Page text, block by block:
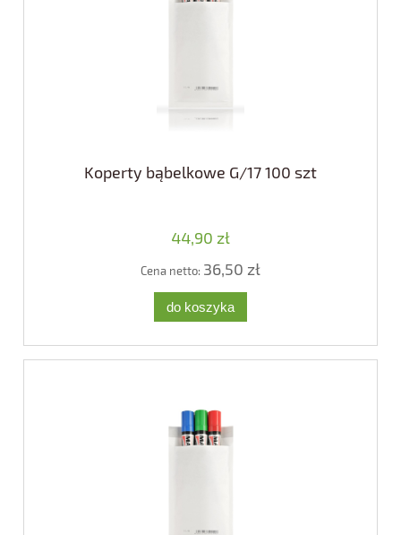
Koperty bąbelkowe G/17 100 szt
44,90 zł
Cena netto: 36,50 zł
do koszyka